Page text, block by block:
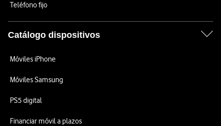
Teléfono fijo
Catálogo dispositivos
Móviles iPhone
Móviles Samsung
PS5 digital
Financiar móvil a plazos